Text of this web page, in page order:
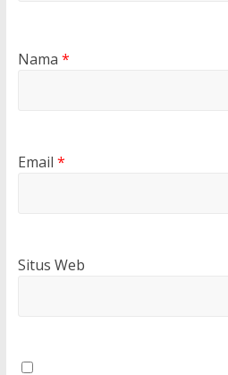
Nama *
Email *
Situs Web